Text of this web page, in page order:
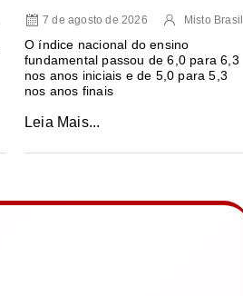
7 de agosto de 2026 Misto Brasil
O índice nacional do ensino
fundamental passou de 6,0 para 6,3
nos anos iniciais e de 5,0 para 5,3
nos anos finais
Leia Mais...